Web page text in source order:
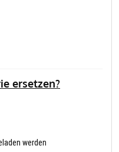
ersetzen?
werden